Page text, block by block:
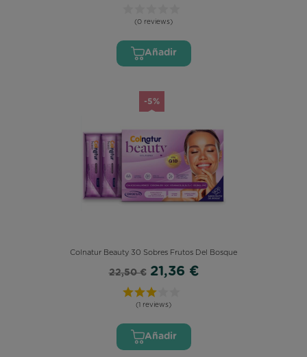
(0 reviews)
Añadir
Colnatur Beauty 30 Sobres Frutos Del Bosque
22,50 € 21,36 €
(1 reviews)
Añadir
-5%